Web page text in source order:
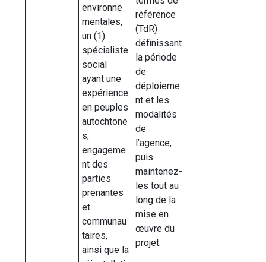
environne
mentales,
un (1)
spécialiste
social
ayant une
expérience
en peuples
autochtone
s,
engageme
nt des
parties
prenantes
et
communau
taires,
ainsi que la
référence
(TdR)
définissant
la période
de
déploieme
nt et les
modalités
de
l’agence,
puis
maintenez-
les tout au
long de la
mise en
œuvre du
projet.